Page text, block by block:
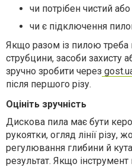
чи потрібен чистий
чи є підключення
Якщо разом із пилою треба
струбцини, засоби захисту
зручно зробити через
після першого різу.
Оцініть зручність
Дискова пила має бути
рукоятки, огляд лінії різу,
регулювання глибини й
результат. Якщо